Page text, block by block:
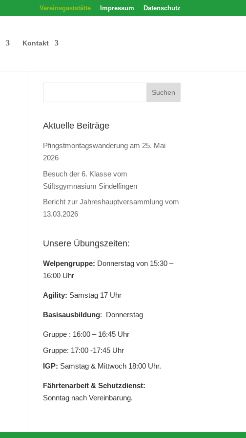
Vereinsgaststätte Impressum Datenschutz
Kontakt
Aktuelle Beiträge
Pfingstmontagswanderung am 25. Mai
2026
Besuch der 6. Klasse vom
Stiftsgymnasium Sindelfingen
Bericht zur Jahreshauptversammlung vom
13.03.2026
Unsere Übungszeiten:
Welpengruppe: Donnerstag von 15:30 –
16:00 Uhr
Agility: Samstag 17 Uhr
Basisausbildung: Donnerstag
Gruppe : 16:00 – 16:45 Uhr
Gruppe: 17:00 -17:45 Uhr
IGP: Samstag & Mittwoch 18:00 Uhr.
Fährtenarbeit & Schutzdienst:
Sonntag nach Vereinbarung.